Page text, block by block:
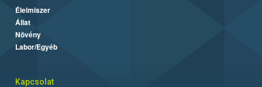
Élelmiszer
Állat
Növény
Labor/Egyéb
Kapcsolat